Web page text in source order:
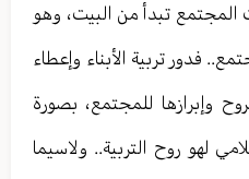
المجتمع تبدأ من البيت، وهو
فدور تربية الأبناء وإعطاء
وإبرازها للمجتمع، بصورة
لهو روح التربية.. ولاسيما